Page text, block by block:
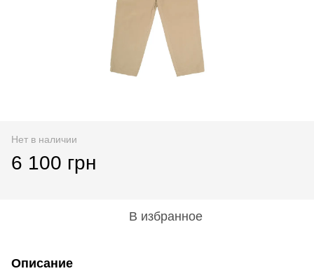
Нет в наличии
6 100 грн
В избранное
Описание